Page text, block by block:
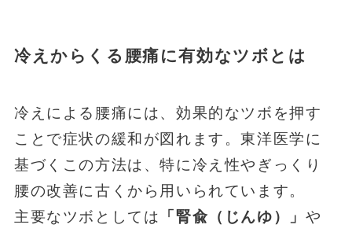
冷えからくる腰痛に有効なツボとは
冷えによる腰痛には、効果的なツボを押す
ことで症状の緩和が図れます。東洋医学に
基づくこの方法は、特に冷え性やぎっくり
腰の改善に古くから用いられています。
主要なツボとしては
「腎兪（じんゆ）」 や